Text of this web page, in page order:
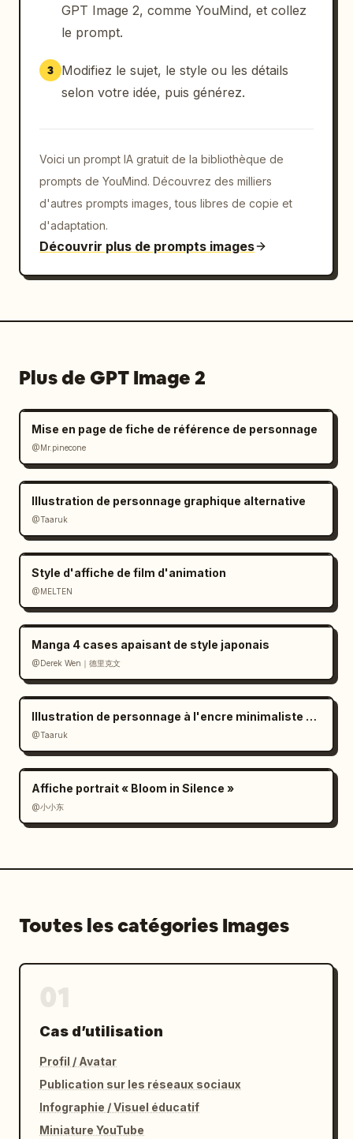
GPT Image 2, comme YouMind, et collez
le prompt.
3
Modifiez le sujet, le style ou les détails
selon votre idée, puis générez.
Voici un prompt IA gratuit de la bibliothèque de
prompts de YouMind. Découvrez des milliers
d'autres prompts images, tous libres de copie et
d'adaptation.
Découvrir plus de prompts images
Plus de GPT Image 2
Mise en page de fiche de référence de personnage
@Mr.pinecone
Illustration de personnage graphique alternative
@Taaruk
Style d'affiche de film d'animation
@MELTEN
Manga 4 cases apaisant de style japonais
@Derek Wen｜德里克文
Illustration de personnage à l'encre minimaliste en noir et blanc
@Taaruk
Affiche portrait « Bloom in Silence »
@小小东
Toutes les catégories Images
Cas d’utilisation
Profil / Avatar
Publication sur les réseaux sociaux
Infographie / Visuel éducatif
Miniature YouTube